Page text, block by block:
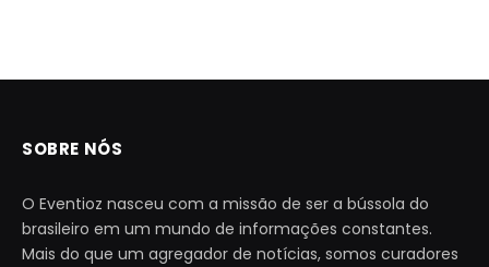
SOBRE NÓS
O Eventioz nasceu com a missão de ser a bússola do
brasileiro em um mundo de informações constantes.
Mais do que um agregador de notícias, somos curadores